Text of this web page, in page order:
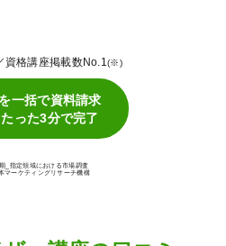
資格講座掲載数No.1(※)
一括で資料請求
たった3分で完了
_指定領域における市場調査
マーケティングリサーチ機構